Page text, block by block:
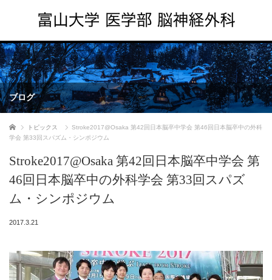
ブログ
ホーム トピックス
Stroke2017@Osaka 第42回日本脳卒中学会 第46回日本脳卒中の外科
学会 第33回スパズム・シンポジウム
Stroke2017@Osaka 第42回日本脳卒中学会 第
46回日本脳卒中の外科学会 第33回スパズ
ム・シンポジウム
2017.3.21